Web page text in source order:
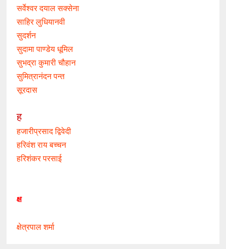
सर्वेश्वर दयाल सक्सेना
साहिर लुधियानवी
सुदर्शन
सुदामा पाण्डेय धूमिल
सुभद्रा कुमारी चौहान
सुमित्रानंदन पन्त
सूरदास
ह
हजारीप्रसाद द्विवेदी
हरिवंश राय बच्चन
हरिशंकर परसाई
क्ष
क्षेत्रपाल शर्मा